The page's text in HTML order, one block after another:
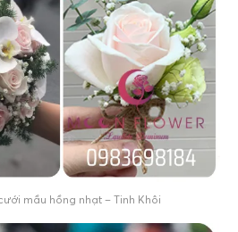
mầu hồng nhạt – Tinh Khôi